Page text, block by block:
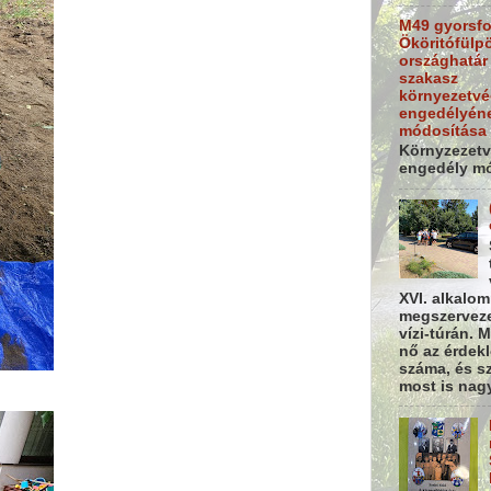
M49
szakasz
módosítása
engedély
XVI.
vízi-túrán.
nő az
száma, és
most is